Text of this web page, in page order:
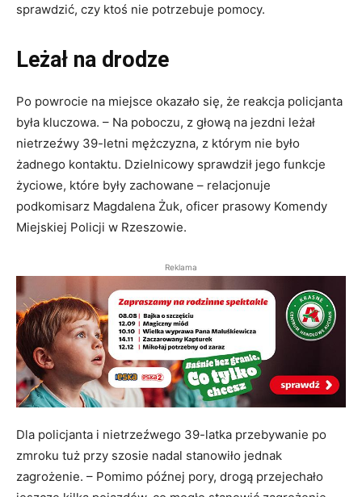
sprawdzić, czy ktoś nie potrzebuje pomocy.
Leżał na drodze
Po powrocie na miejsce okazało się, że reakcja policjanta
była kluczowa. – Na poboczu, z głową na jezdni leżał
nietrzeźwy 39-letni mężczyzna, z którym nie było
żadnego kontaktu. Dzielnicowy sprawdził jego funkcje
życiowe, które były zachowane – relacjonuje
podkomisarz Magdalena Żuk, oficer prasowy Komendy
Miejskiej Policji w Rzeszowie.
Reklama
Dla policjanta i nietrzeźwego 39-latka przebywanie po
zmroku tuż przy szosie nadal stanowiło jednak
zagrożenie. – Pomimo późnej pory, drogą przejechało